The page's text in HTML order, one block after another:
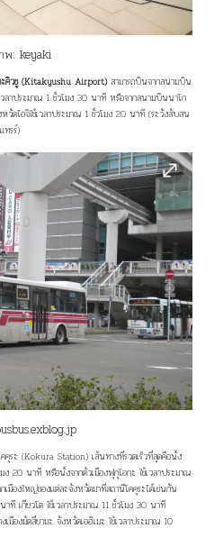
พ: keyaki
คิวชู (Kitakyushu Airport)สามารถบินจากสนามบิน
ลาประมาณ 1 ชั่วโมง 30 นาที หรือจากสนามบินนาโก
ดไอจิใช้เวลาประมาณ 1 ชั่วโมง 20 นาที (ระวังสับสน
รร์)
คุระ (Kokura Station) เส้นทางที่รวดเร็วที่สุดคือนั่ง
20 นาที หรือนั่งจากตัวเมืองฟุกุโอกะ ใช้เวลาประมาณ
มืองใหญ่ของแต่ละจังหวัดมาที่สถานีโคคุระได้เช่นกัน
ที เกียวโต ใช้เวลาประมาณ 11 ชั่วโมง 30 นาที
เมืองมัตสึยามะ จังหวัดเอฮิเมะ ใช้เวลาประมาณ 10